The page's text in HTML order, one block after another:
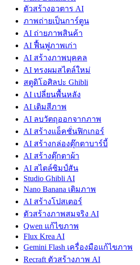
ตัวสร้างอวตาร AI
ภาพถ่ายเป็นการ์ตูน
AI ถ่ายภาพสินค้า
AI ฟื้นฟูภาพเก่า
AI สร้างภาพบุคคล
AI ทรงผมสไตล์ใหม่
สตูดิโอศิลปะ Ghibli
AI เปลี่ยนพื้นหลัง
AI เติมสีภาพ
AI ลบวัตถุออกจากภาพ
AI สร้างแอ็คชั่นฟิกเกอร์
AI สร้างกล่องตุ๊กตาบาร์บี้
AI สร้างตุ๊กตาผ้า
AI สไตล์ซิมป์สัน
Studio Ghibli AI
Nano Banana เติมภาพ
AI สร้างโปสเตอร์
ตัวสร้างภาพสมจริง AI
Qwen แก้ไขภาพ
Flux Krea AI
Gemini Flash เครื่องมือแก้ไขภาพ
Recraft ตัวสร้างภาพ AI